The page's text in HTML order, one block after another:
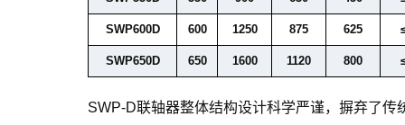
SWP600D 600 1250 875 625
SWP650D 650 1600 1120 800
SWP-D联轴器整体结构设计科学严谨，摒弃了